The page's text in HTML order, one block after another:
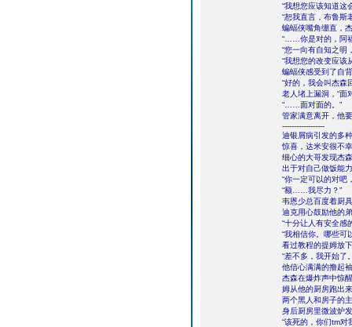
“我想您应该知道这
“恕我直言，布鲁斯
蝙蝠侠嘴角绷直，
“……你是对的，阿
“您一向有自知之明
“我想您的改变应该
蝙蝠侠感受到了自
“好的，我会叫杰森
老人堵上漏洞，“面
“……面对面的。”
管家满意离开，他
------------------
迪银屑病引发的多
惊喜，达米安很不
细心的大哥发现杰
出于对自己做饭能
“你一定可以的对吧
“额……我尽力？”
韦恩少总百度着厨
迪克用心鼓励他的
“十分让人有安全感
“我相信你。哪些可
看过教程的提姆放
“差不多，我开始了
他信心满满的撸起
杰森在爆炸声中惊
姆从他的厨房跑出
两个黑人和房子的
身后厨房里微波炉
“该死的，你们tm对